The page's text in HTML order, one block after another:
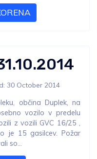
30 October 2014
občina Duplek, na
vozilo v predelu
z vozili GVC 16/25 ,
je 15 gasilcev. Požar
so...